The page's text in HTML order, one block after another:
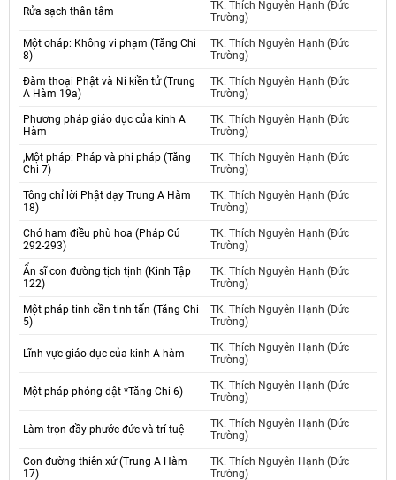
Rửa sạch thân tâm
TK. Thích Nguyên Hạnh (Đức
Trường)
Một oháp: Không vi phạm (Tăng Chi
8)
TK. Thích Nguyên Hạnh (Đức
Trường)
Đàm thoại Phật và Ni kiền tử (Trung
A Hàm 19a)
TK. Thích Nguyên Hạnh (Đức
Trường)
Phương pháp giáo dục của kinh A
Hàm
TK. Thích Nguyên Hạnh (Đức
Trường)
,Một pháp: Pháp và phi pháp (Tăng
Chi 7)
TK. Thích Nguyên Hạnh (Đức
Trường)
Tông chỉ lời Phật dạy Trung A Hàm
18)
TK. Thích Nguyên Hạnh (Đức
Trường)
Chớ ham điều phù hoa (Pháp Cú
292-293)
TK. Thích Nguyên Hạnh (Đức
Trường)
Ẩn sĩ con đường tịch tịnh (Kinh Tập
122)
TK. Thích Nguyên Hạnh (Đức
Trường)
Một pháp tinh cần tinh tấn (Tăng Chi
5)
TK. Thích Nguyên Hạnh (Đức
Trường)
Lĩnh vực giáo dục của kinh A hàm
TK. Thích Nguyên Hạnh (Đức
Trường)
Một pháp phóng dật *Tăng Chi 6)
TK. Thích Nguyên Hạnh (Đức
Trường)
Làm trọn đầy phước đức và trí tuệ
TK. Thích Nguyên Hạnh (Đức
Trường)
Con đường thiên xứ (Trung A Hàm
17)
TK. Thích Nguyên Hạnh (Đức
Trường)